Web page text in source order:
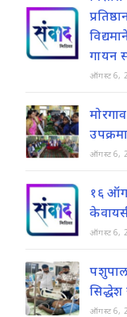
गायन
ऑगस्ट 6,
ऑगस्ट 6,
१६
ऑगस्ट 6,
सिद्धेश
ऑगस्ट 6,